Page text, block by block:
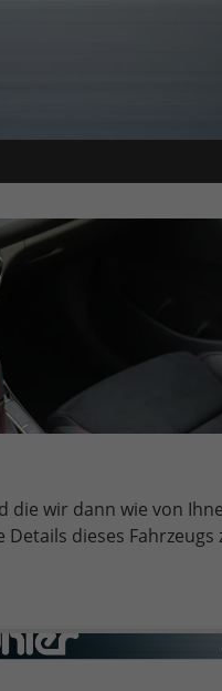
die wir dann wie von
dieses Fahrzeugs